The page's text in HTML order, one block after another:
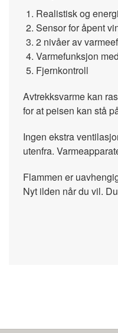
Realistisk og
Sensor for åpent
2 nivåer av
Varmefunksjon
Fjernkontroll
Avtrekksvarme kan
for at peisen kan stå
Ingen ekstra
utenfra.
Flammen er
Nyt ilden når du vil.